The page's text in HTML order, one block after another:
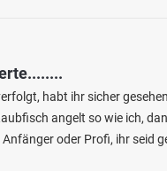
habt ihr sicher
angelt so wie ich,
oder Profi, ihr seid